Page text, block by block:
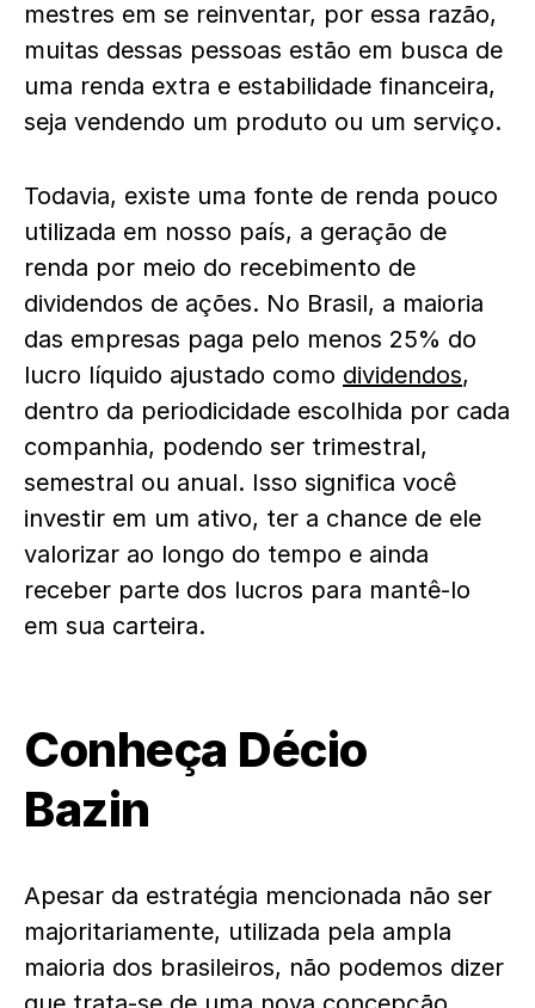
mestres em se reinventar, por essa razão,
muitas dessas pessoas estão em busca de
uma renda extra e estabilidade financeira,
seja vendendo um produto ou um serviço.
Todavia, existe uma fonte de renda pouco
utilizada em nosso país, a geração de
renda por meio do recebimento de
dividendos de ações. No Brasil, a maioria
das empresas paga pelo menos 25% do
lucro líquido ajustado como dividendos,
dentro da periodicidade escolhida por cada
companhia, podendo ser trimestral,
semestral ou anual. Isso significa você
investir em um ativo, ter a chance de ele
valorizar ao longo do tempo e ainda
receber parte dos lucros para mantê-lo
em sua carteira.
Conheça Décio
Bazin
Apesar da estratégia mencionada não ser
majoritariamente, utilizada pela ampla
maioria dos brasileiros, não podemos dizer